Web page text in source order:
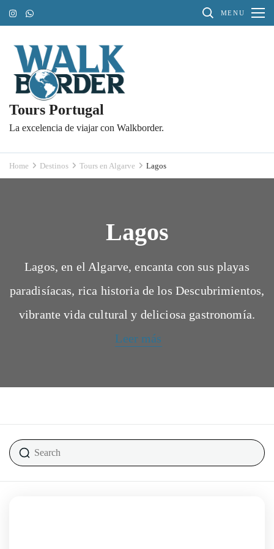
Skip
to
content
(Press
Enter)
MENU
Tours Portugal
La excelencia de viajar con Walkborder.
Home Destinos Tours en Algarve Lagos
Lagos
Lagos, en el Algarve, encanta con sus playas
paradisíacas, rica historia de los Descubrimientos,
vibrante vida cultural y deliciosa gastronomía.
Leer más